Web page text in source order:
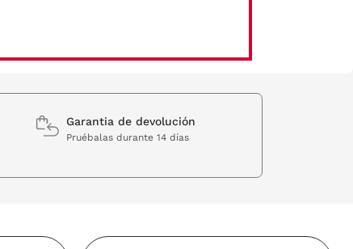
Garantia de devolución
Pruébalas durante 14 días